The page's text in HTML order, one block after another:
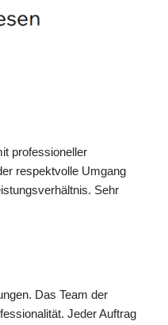
professioneller
respektvolle Umgang
Sehr
Das Team der
Jeder Auftrag